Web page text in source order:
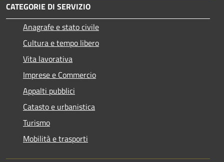
CATEGORIE DI SERVIZIO
Anagrafe e stato civile
Cultura e tempo libero
Vita lavorativa
Imprese e Commercio
Appalti pubblici
Catasto e urbanistica
Turismo
Mobilità e trasporti